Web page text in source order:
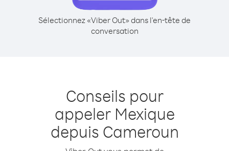
Sélectionnez «Viber Out» dans l'en-tête de
conversation
Conseils pour
appeler Mexique
depuis Cameroun